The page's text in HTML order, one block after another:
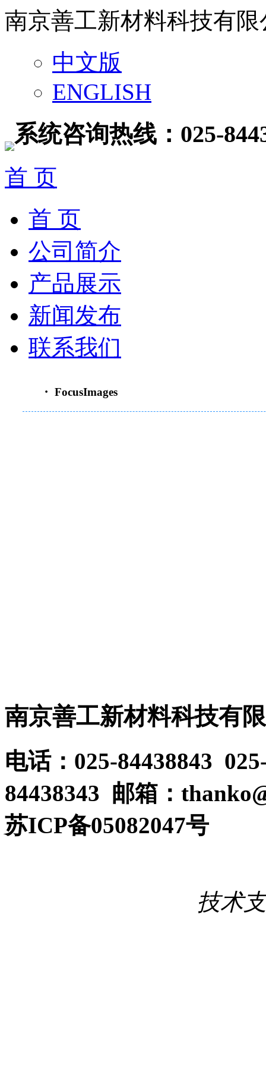
南京善工新材料科技有限
中文版
ENGLISH
系统咨询热线：025-
首 页
首 页
公司简介
产品展示
新闻发布
联系我们
・ FocusImages
南京善工新材料科技有
电话：025-84438843
84438343 邮箱：
苏ICP备05082047号
技术